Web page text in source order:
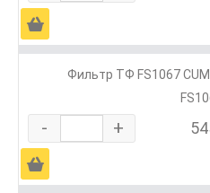
Ä
Фильтр ТФ FS1067
- +
Ä